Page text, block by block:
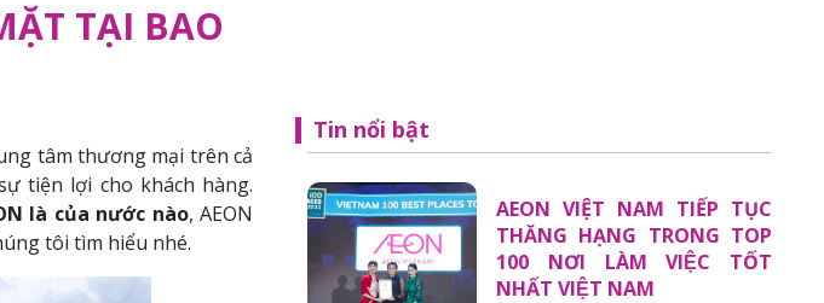
TẠI BAO
tâm thương mại trên cả
tiện lợi cho khách hàng.
là của nước nào, AEON
tôi tìm hiểu nhé.
Tin nổi bật
AEON VIỆT NAM TIẾP TỤC
THĂNG HẠNG TRONG TOP
100 NƠI LÀM VIỆC TỐT
NHẤT VIỆT NAM